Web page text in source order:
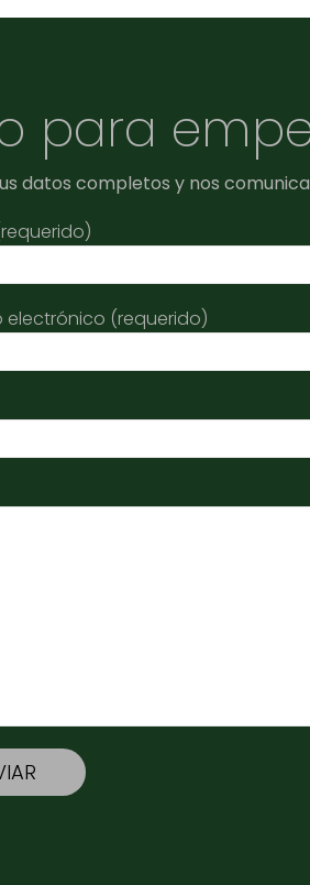
para
datos completos y nos
electrónico (requerido)